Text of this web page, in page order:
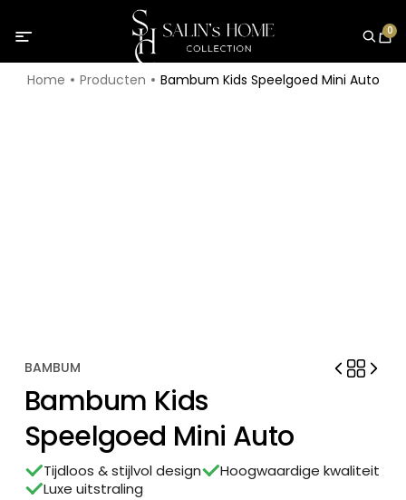
0
Home Producten Bambum Kids Speelgoed Mini Auto
BAMBUM
Bambum Kids
Speelgoed Mini Auto
Tijdloos & stijlvol design
Hoogwaardige kwaliteit
Luxe uitstraling